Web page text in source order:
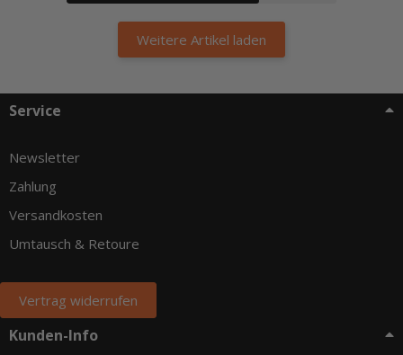
Weitere Artikel laden
Service
Newsletter
Zahlung
Versandkosten
Umtausch & Retoure
Vertrag widerrufen
Kunden-Info